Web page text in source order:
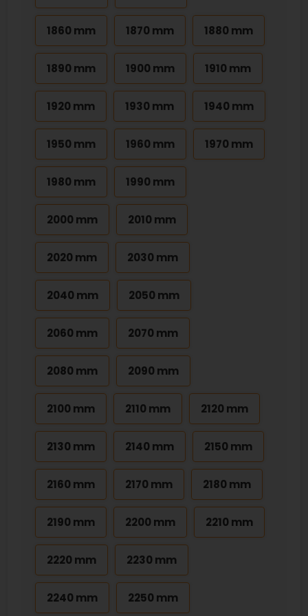
1860 mm 1870 mm 1880 mm
1890 mm 1900 mm 1910 mm
1920 mm 1930 mm 1940 mm
1950 mm 1960 mm 1970 mm
1980 mm 1990 mm
2000 mm 2010 mm
2020 mm 2030 mm
2040 mm 2050 mm
2060 mm 2070 mm
2080 mm 2090 mm
2100 mm 2110 mm 2120 mm
2130 mm 2140 mm 2150 mm
2160 mm 2170 mm 2180 mm
2190 mm 2200 mm 2210 mm
2220 mm 2230 mm
2240 mm 2250 mm